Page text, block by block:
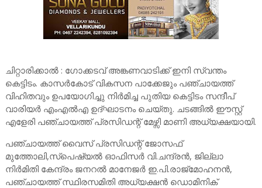
ചിറ്റാരിക്കാൽ : ഗോക്കടവ് അങ്കണവാടിക്ക് ഇനി സ്വന്തം
കെട്ടിടം. കാസർകോട് വികസന പാക്കേജും പഞ്ചായത്ത്
വിഹിതവും ഉപയോഗിച്ചു നിർമിച്ച പുതിയ കെട്ടിടം സന്ദീപ്
വാരിയർ എംഎൽഎ ഉദ്ഘാടനം ചെയ്തു. ചടങ്ങിൽ ഈസ്റ്റ്
എളേരി പഞ്ചായത്ത് പ്രസിഡന്റ് മേഴ്സി മാണി അധ്യക്ഷയായി.
പഞ്ചായത്ത് വൈസ് പ്രസിഡന്റ് ജോസഫ്
മുത്തോലി,സ്പെഷ്യൽ ഓഫിസർ വി.ചന്ദ്രൻ, ജില്ലാ
നിർമിതി കേന്ദ്രം ജനറൽ മാനേജർ ഇ.പി.രാജ്മോഹനൻ,
പഞ്ചായത്ത് സ്ഥിരസമിതി അധ്യക്ഷൻ ഡൊമിനിക്